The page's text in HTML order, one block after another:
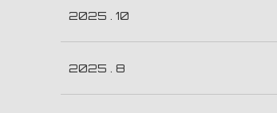
2025 . 10
2025 . 8